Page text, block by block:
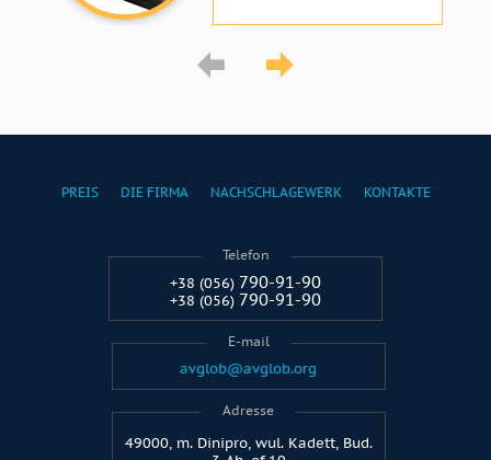
PREIS DIE FIRMA NACHSCHLAGEWERK KONTAKTE
Telefon
+38 (056) 790-91-90
+38 (056) 790-91-90
E-mail
avglob@avglob.org
Adresse
49000, m. Dinipro, wul. Kadett, Bud.